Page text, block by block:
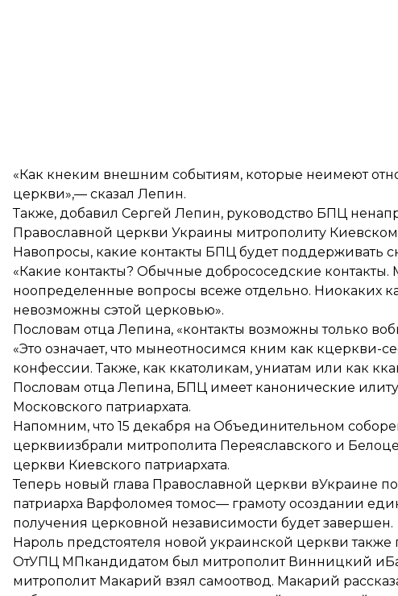
«Как кнеким внешним событиям, которые неимеют
церкви»,— сказал Лепин.
Также, добавил Сергей Лепин, руководство БПЦ
Православной церкви Украины митрополиту
Навопросы, какие контакты БПЦ будет поддерживать
«Какие контакты? Обычные добрососедские
ноопределенные вопросы всеже отдельно. Ниокаких
невозможны сэтой церковью».
Пословам отца Лепина, «контакты возможны только
«Это означает, что мынеотносимся кним как
конфессии. Также, как ккатоликам, униатам или как
Пословам отца Лепина, БПЦ имеет канонические
Московского патриархата.
Напомним, что 15 декабря на Объединительном соборе
церквиизбрали митрополита Переяславского и
церкви Киевского патриархата.
Теперь новый глава Православной церкви вУкраине
патриарха Варфоломея томос— грамоту осоздании
получения церковной независимости будет завершен.
Нароль предстоятеля новой украинской церкви
ОтУПЦ МПкандидатом был митрополит Винницкий
митрополит Макарий взял самоотвод. Макарий